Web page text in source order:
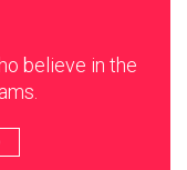
believe in the